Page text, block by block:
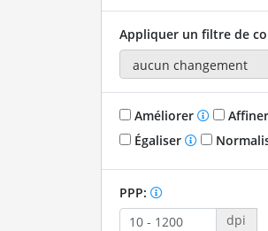
Appliquer un filtre de
Améliorer Affiner
Égaliser
PPP:
dpi